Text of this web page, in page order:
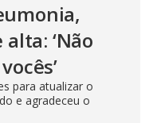
‘Não
para atualizar o
e agradeceu o